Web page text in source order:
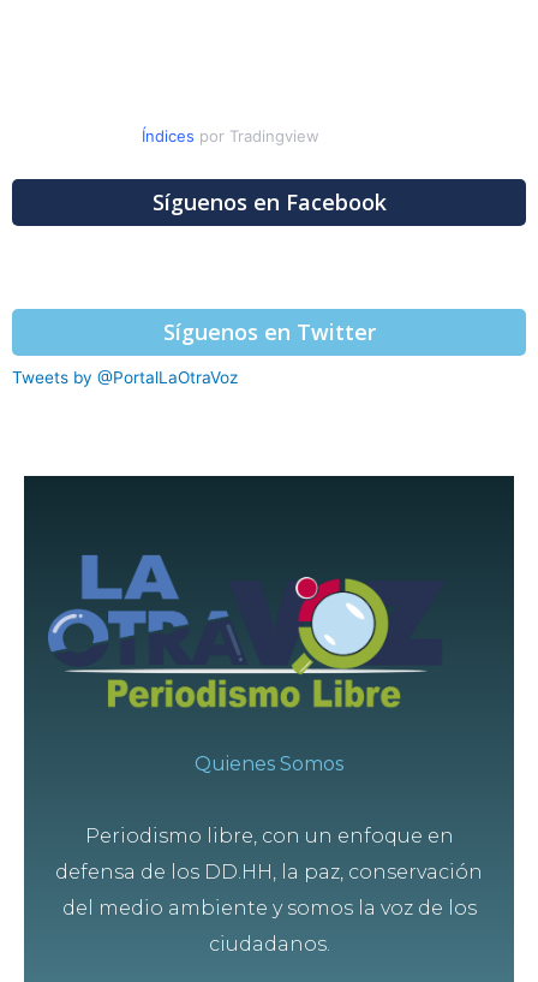
Índices por Tradingview
Síguenos en Facebook
Síguenos en Twitter
Tweets by @PortalLaOtraVoz
Quienes Somos
Periodismo libre, con un enfoque en
defensa de los DD.HH, la paz, conservación
del medio ambiente y somos la voz de los
ciudadanos.